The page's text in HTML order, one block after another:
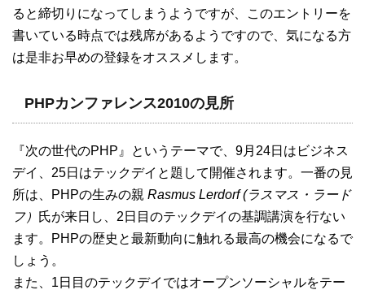
ると締切りになってしまうようですが、このエントリーを
書いている時点では残席があるようですので、気になる方
は是非お早めの登録をオススメします。
PHPカンファレンス2010の見所
『次の世代のPHP』というテーマで、9月24日はビジネス
デイ、25日はテックデイと題して開催されます。一番の見
所は、PHPの生みの親 Rasmus Lerdorf (ラスマス・ラード
フ） 氏が来日し、2日目のテックデイの基調講演を行ない
ます。PHPの歴史と最新動向に触れる最高の機会になるで
しょう。
また、1日目のテックデイではオープンソーシャルをテー